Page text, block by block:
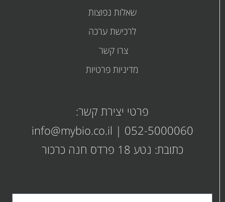
שאלות נפוצות
לרכישת ערכה
צרו קשר
מדיניות פרטיות
פרטי יצירת קשר:
052-5000060
|
info@mybio.co.il
כתובת: נטע 18 פרדס חנה כרכור